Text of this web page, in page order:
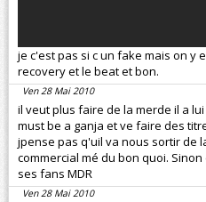
je c'est pas si c un fake mais on y
recovery et le beat et bon.
Ven 28 Mai 2010
il veut plus faire de la merde il a
must be a ganja et ve faire des
jpense pas q'uil va nous sortir de
commercial mé du bon quoi.
ses fans MDR
Ven 28 Mai 2010